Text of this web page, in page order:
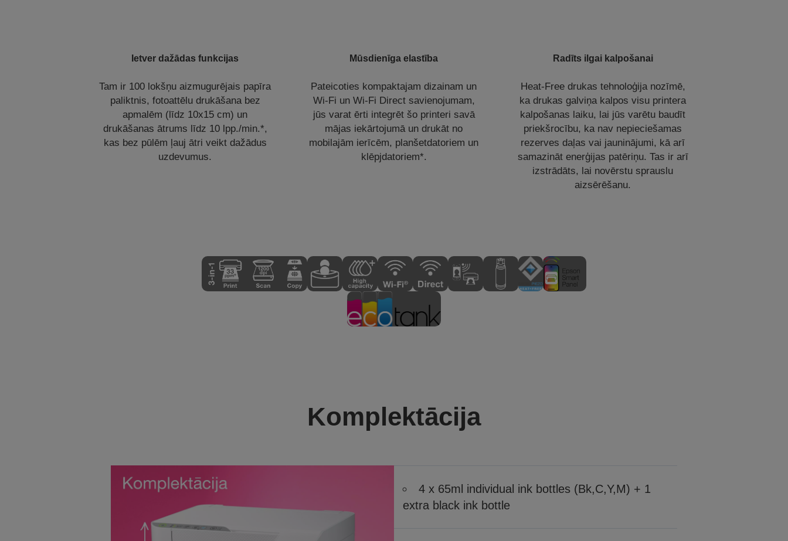
Ietver dažādas funkcijas
Tam ir 100 lokšņu aizmugurējais papīra
paliktnis, fotoattēlu drukāšana bez
apmalēm (līdz 10x15 cm) un
drukāšanas ātrums līdz 10 lpp./min.*,
kas bez pūlēm ļauj ātri veikt dažādus
uzdevumus.
Mūsdienīga elastība
Pateicoties kompaktajam dizainam un
Wi-Fi un Wi-Fi Direct savienojumam,
jūs varat ērti integrēt šo printeri savā
mājas iekārtojumā un drukāt no
mobilajām ierīcēm, planšetdatoriem un
klēpjdatoriem*.
Radīts ilgai kalpošanai
Heat-Free drukas tehnoloģija nozīmē,
ka drukas galviņa kalpos visu printera
kalpošanas laiku, lai jūs varētu baudīt
priekšrocību, ka nav nepieciešamas
rezerves daļas vai jauninājumi, kā arī
samazināt enerģijas patēriņu. Tas ir arī
izstrādāts, lai novērstu sprauslu
aizsērēšanu.
Komplektācija
4 x 65ml individual ink bottles (Bk,C,Y,M) + 1
extra black ink bottle